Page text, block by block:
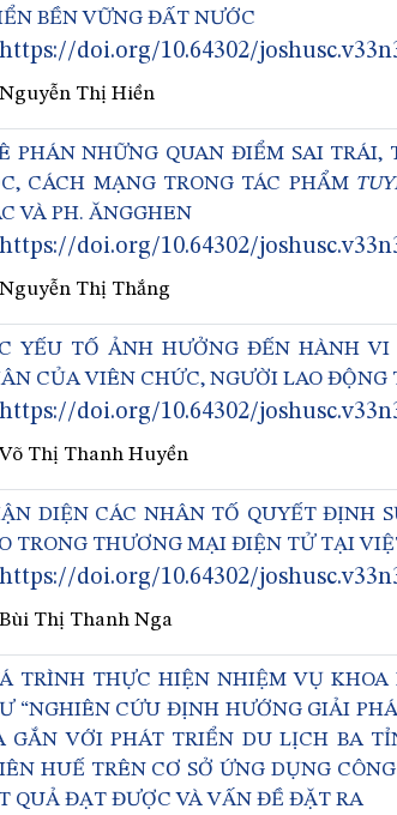
BỀN VỮNG ĐẤT NƯỚC
https://doi.org/10.64302/
Nguyễn Thị Hiền
PHÁN NHỮNG QUAN ĐIỂM SAI
CÁCH MẠNG TRONG TÁC PHẨM
VÀ PH. ĂNGGHEN
https://doi.org/10.64302/
Nguyễn Thị Thắng
YẾU TỐ ẢNH HƯỞNG ĐẾN HÀNH
CỦA VIÊN CHỨC, NGƯỜI LAO ĐỘNG
https://doi.org/10.64302/
Võ Thị Thanh Huyền
DIỆN CÁC NHÂN TỐ QUYẾT ĐỊNH
TRONG THƯƠNG MẠI ĐIỆN TỬ TẠI
https://doi.org/10.64302/
Bùi Thị Thanh Nga
TRÌNH THỰC HIỆN NHIỆM VỤ
“NGHIÊN CỨU ĐỊNH HƯỚNG GIẢI
GẮN VỚI PHÁT TRIỂN DU LỊCH BA
HUẾ TRÊN CƠ SỞ ỨNG DỤNG
QUẢ ĐẠT ĐƯỢC VÀ VẤN ĐỀ ĐẶT RA